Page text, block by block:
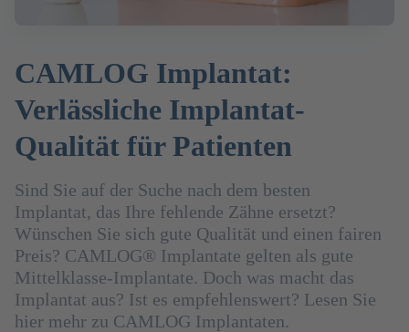
CAMLOG Implantat:
Verlässliche Implantat-
Qualität für Patienten
Sind Sie auf der Suche nach dem besten
Implantat, das Ihre fehlende Zähne ersetzt?
Wünschen Sie sich gute Qualität und einen fairen
Preis? CAMLOG® Implantate gelten als gute
Mittelklasse-Implantate. Doch was macht das
Implantat aus? Ist es empfehlenswert? Lesen Sie
hier mehr zu CAMLOG Implantaten.